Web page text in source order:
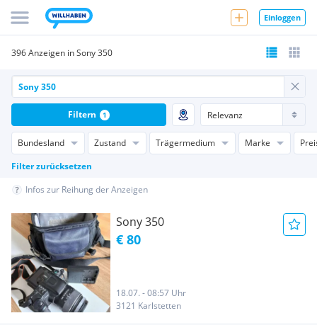
Einloggen
396 Anzeigen in Sony 350
Bundesland Zustand Trägermedium Marke
Filter zurücksetzen
Filtern 1
Infos zur Reihung der Anzeigen
Sony 350
€ 80
18.07. - 08:57 Uhr
3121 Karlstetten